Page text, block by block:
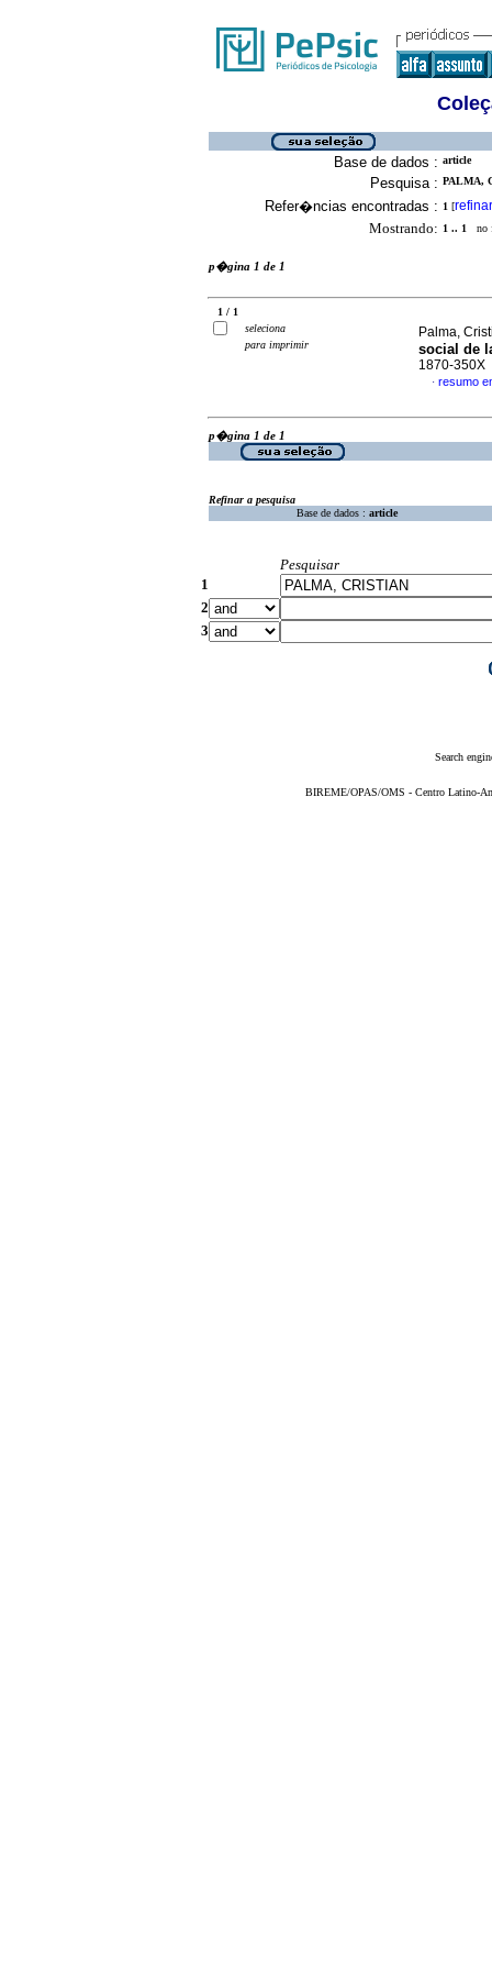
Base de dados : article
Pesquisa : PALMA,
Refer�ncias encontradas : 1 [refinar
Mostrando: 1 .. 1 no
p�gina 1 de 1
1 / 1
seleciona
para imprimir
Palma,
social de
1870-350X
· resumo
p�gina 1 de 1
Refinar a pesquisa
Base de dados : article
Pesquisar
1
2
3
Search
BIREME/OPAS/OMS - Centro Latino-